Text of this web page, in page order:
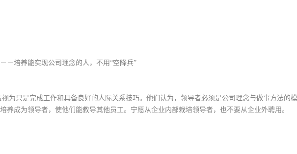
－培养能实现公司理念的人，不用“空降兵”
为只是完成工作和具备良好的人际关系技巧。他们认为，领导者必须是公司理念与做事方法的
养成为领导者，使他们能教导其他员工。宁愿从企业内部栽培领导者，也不要从企业外聘用。